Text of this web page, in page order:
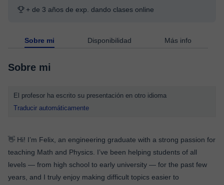
+ de 3 años de exp. dando clases online
Sobre mi Disponibilidad Más info
Sobre mi
El profesor ha escrito su presentación en otro idioma
Traducir automáticamente
👋 Hi! I’m Felix, an engineering graduate with a strong passion for
teaching Math and Physics. I’ve been helping students of all
levels — from high school to early university — for the past few
years, and I truly enjoy making difficult topics easier to